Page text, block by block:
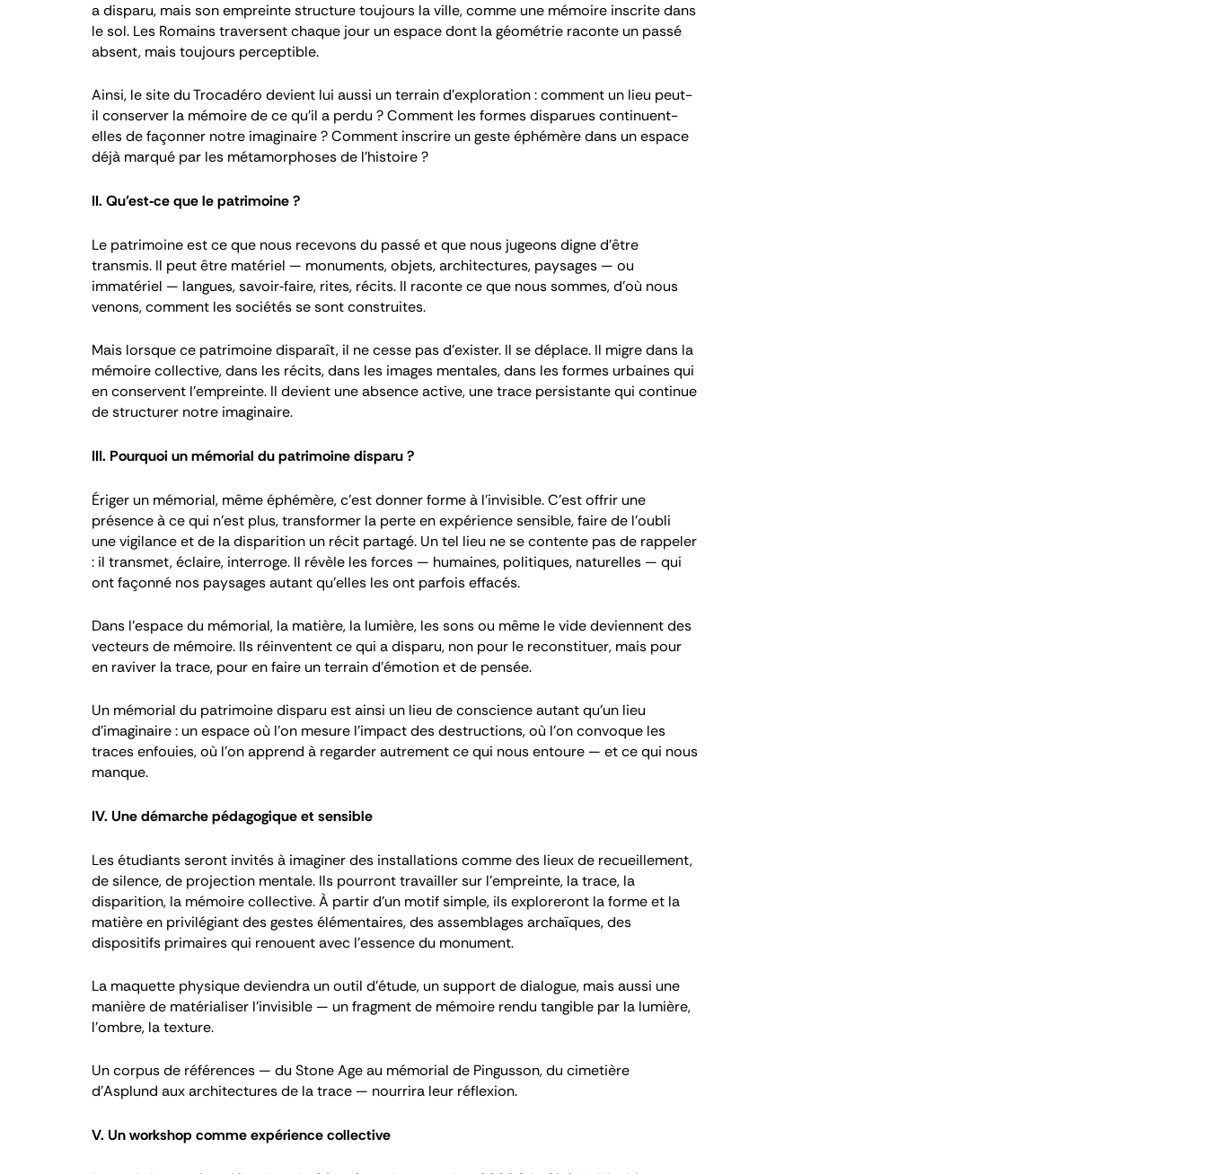
a disparu, mais son empreinte structure toujours la ville, comme une mémoire inscrite dans
le sol. Les Romains traversent chaque jour un espace dont la géométrie raconte un passé
absent, mais toujours perceptible.
Ainsi, le site du Trocadéro devient lui aussi un terrain d’exploration : comment un lieu peut-
il conserver la mémoire de ce qu’il a perdu ? Comment les formes disparues continuent-
elles de façonner notre imaginaire ? Comment inscrire un geste éphémère dans un espace
déjà marqué par les métamorphoses de l’histoire ?
II. Qu’est‑ce que le patrimoine ?
Le patrimoine est ce que nous recevons du passé et que nous jugeons digne d’être
transmis. Il peut être matériel — monuments, objets, architectures, paysages — ou
immatériel — langues, savoir‑faire, rites, récits. Il raconte ce que nous sommes, d’où nous
venons, comment les sociétés se sont construites.
Mais lorsque ce patrimoine disparaît, il ne cesse pas d’exister. Il se déplace. Il migre dans la
mémoire collective, dans les récits, dans les images mentales, dans les formes urbaines qui
en conservent l’empreinte. Il devient une absence active, une trace persistante qui continue
de structurer notre imaginaire.
III. Pourquoi un mémorial du patrimoine disparu ?
Ériger un mémorial, même éphémère, c’est donner forme à l’invisible. C’est offrir une
présence à ce qui n’est plus, transformer la perte en expérience sensible, faire de l’oubli
une vigilance et de la disparition un récit partagé. Un tel lieu ne se contente pas de rappeler
: il transmet, éclaire, interroge. Il révèle les forces — humaines, politiques, naturelles — qui
ont façonné nos paysages autant qu’elles les ont parfois effacés.
Dans l’espace du mémorial, la matière, la lumière, les sons ou même le vide deviennent des
vecteurs de mémoire. Ils réinventent ce qui a disparu, non pour le reconstituer, mais pour
en raviver la trace, pour en faire un terrain d’émotion et de pensée.
Un mémorial du patrimoine disparu est ainsi un lieu de conscience autant qu’un lieu
d’imaginaire : un espace où l’on mesure l’impact des destructions, où l’on convoque les
traces enfouies, où l’on apprend à regarder autrement ce qui nous entoure — et ce qui nous
manque.
IV. Une démarche pédagogique et sensible
Les étudiants seront invités à imaginer des installations comme des lieux de recueillement,
de silence, de projection mentale. Ils pourront travailler sur l’empreinte, la trace, la
disparition, la mémoire collective. À partir d’un motif simple, ils exploreront la forme et la
matière en privilégiant des gestes élémentaires, des assemblages archaïques, des
dispositifs primaires qui renouent avec l’essence du monument.
La maquette physique deviendra un outil d’étude, un support de dialogue, mais aussi une
manière de matérialiser l’invisible — un fragment de mémoire rendu tangible par la lumière,
l’ombre, la texture.
Un corpus de références — du Stone Age au mémorial de Pingusson, du cimetière
d’Asplund aux architectures de la trace — nourrira leur réflexion.
V. Un workshop comme expérience collective